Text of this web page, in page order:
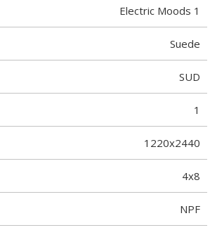
Electric Moods 1
Suede
SUD
1
1220x2440
4x8
NPF